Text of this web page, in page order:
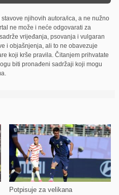
njihovih autora/ica, a ne nužno
ne može i neće odgovarati za
vrijeđanja, psovanja i vulgaran
i objašnjenja, ali to ne obavezuje
koji krše pravila. Čitanjem prihvatate
biti pronađeni sadržaji koji mogu
Potpisuje za velikana